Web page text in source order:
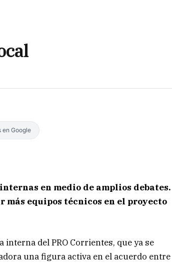
en Google
en medio de amplios debates.
más equipos técnicos en el proyecto
del PRO Corrientes, que ya se
una figura activa en el acuerdo entre